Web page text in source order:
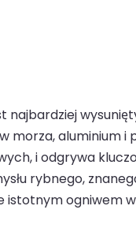
najbardziej
morza,
i odgrywa
rybnego,
ogniwem